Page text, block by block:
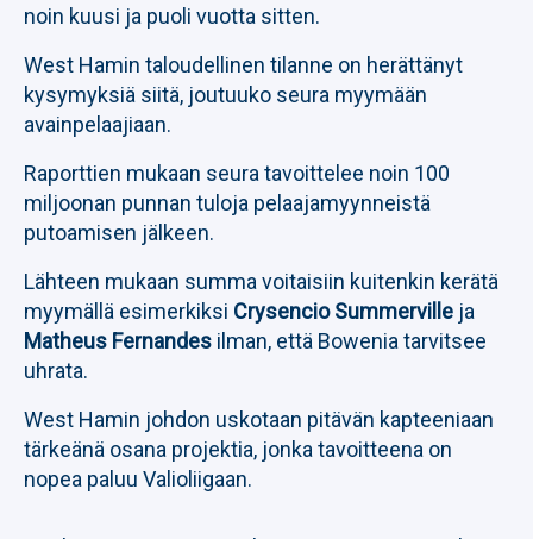
noin kuusi ja puoli vuotta sitten.
West Hamin taloudellinen tilanne on herättänyt
kysymyksiä siitä, joutuuko seura myymään
avainpelaajiaan.
Raporttien mukaan seura tavoittelee noin 100
miljoonan punnan tuloja pelaajamyynneistä
putoamisen jälkeen.
Lähteen mukaan summa voitaisiin kuitenkin kerätä
myymällä esimerkiksi Crysencio Summerville ja
Matheus Fernandes ilman, että Bowenia tarvitsee
uhrata.
West Hamin johdon uskotaan pitävän kapteeniaan
tärkeänä osana projektia, jonka tavoitteena on
nopea paluu Valioliigaan.